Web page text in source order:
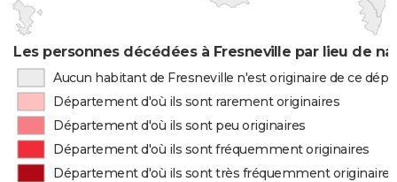
Les personnes décédées à Fresneville par lieu de
Aucun habitant de Fresneville n'est originaire de ce
Département d'où ils sont rarement originaires
Département d'où ils sont peu originaires
Département d'où ils sont fréquemment originaires
Département d'où ils sont très fréquemment originaires